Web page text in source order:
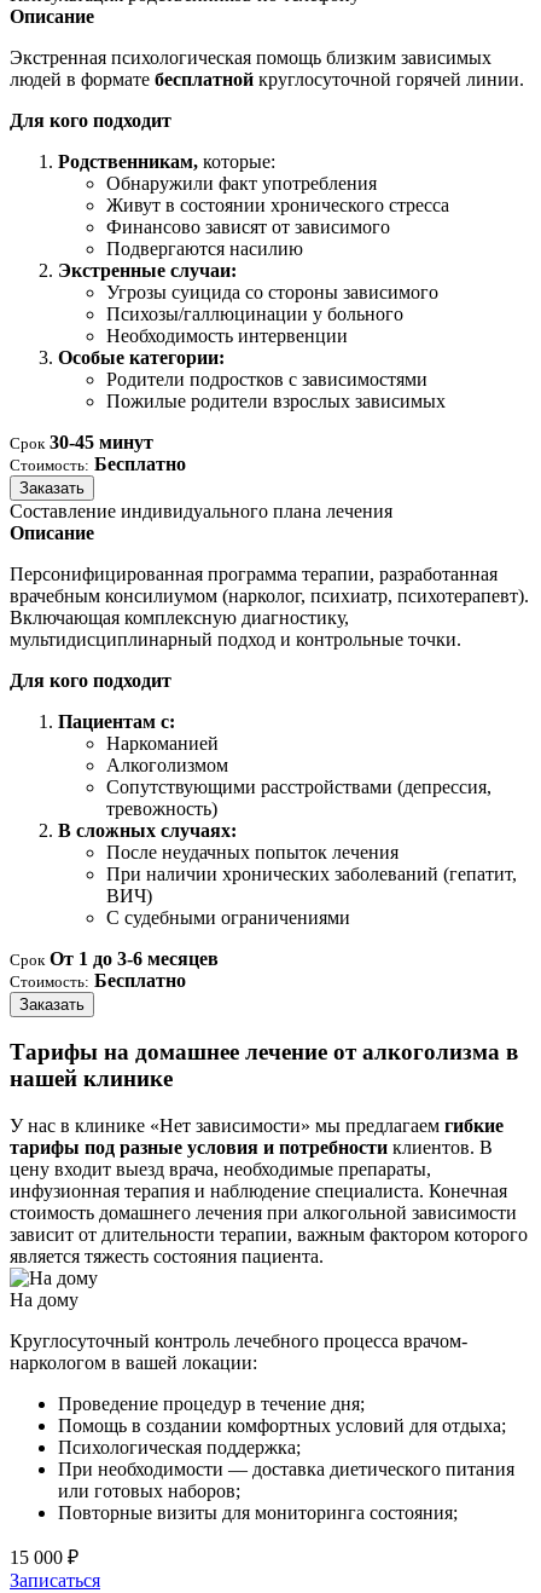
Описание
Экстренная психологическая помощь близким зависимых
людей в формате бесплатной круглосуточной горячей линии.
Для кого подходит
Родственникам, которые:
Обнаружили факт употребления
Живут в состоянии хронического стресса
Финансово зависят от зависимого
Подвергаются насилию
Экстренные случаи:
Угрозы суицида со стороны зависимого
Психозы/галлюцинации у больного
Необходимость интервенции
Особые категории:
Родители подростков с зависимостями
Пожилые родители взрослых зависимых
Срок 30-45 минут
Стоимость: Бесплатно
Заказать
Составление индивидуального плана лечения
Описание
Персонифицированная программа терапии, разработанная
врачебным консилиумом (нарколог, психиатр, психотерапевт).
Включающая комплексную диагностику,
мультидисциплинарный подход и контрольные точки.
Для кого подходит
Пациентам с:
Наркоманией
Алкоголизмом
Сопутствующими расстройствами (депрессия,
тревожность)
В сложных случаях:
После неудачных попыток лечения
При наличии хронических заболеваний (гепатит,
ВИЧ)
С судебными ограничениями
Срок От 1 до 3-6 месяцев
Стоимость: Бесплатно
Заказать
Тарифы на домашнее лечение от алкоголизма в
нашей клинике
У нас в клинике «Нет зависимости» мы предлагаем гибкие
тарифы под разные условия и потребности клиентов. В
цену входит выезд врача, необходимые препараты,
инфузионная терапия и наблюдение специалиста. Конечная
стоимость домашнего лечения при алкогольной зависимости
зависит от длительности терапии, важным фактором которого
является тяжесть состояния пациента.
На дому
Круглосуточный контроль лечебного процесса врачом-
наркологом в вашей локации:
Проведение процедур в течение дня;
Помощь в создании комфортных условий для отдыха;
Психологическая поддержка;
При необходимости — доставка диетического питания
или готовых наборов;
Повторные визиты для мониторинга состояния;
15 000 ₽
Записаться